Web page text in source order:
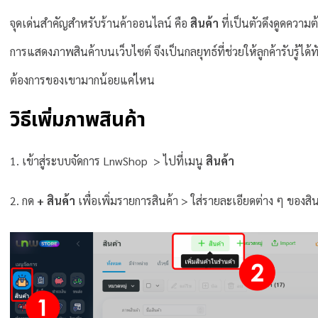
จุดเด่นสำคัญสำหรับร้านค้าออนไลน์ คือ สินค้า ที่เป็นตัวดึงดูดความ
การแสดงภาพสินค้าบนเว็บไซต์ จึงเป็นกลยุทธ์ที่ช่วยให้ลูกค้ารับรู้ไ
ต้องการของเขามากน้อยแค่ไหน
วิธีเพิ่มภาพสินค้า
1. เข้าสู่ระบบจัดการ LnwShop > ไปที่เมนู สินค้า
2. กด + สินค้า เพื่อเพิ่มรายการสินค้า > ใส่รายละเอียดต่าง ๆ ของสิ